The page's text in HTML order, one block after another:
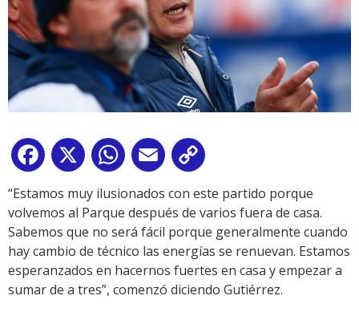
Facebook
X WhatsApp
Email
Link
“Estamos muy ilusionados con este partido porque
volvemos al Parque después de varios fuera de casa.
Sabemos que no será fácil porque generalmente cuando
hay cambio de técnico las energías se renuevan. Estamos
esperanzados en hacernos fuertes en casa y empezar a
sumar de a tres”, comenzó diciendo Gutiérrez.